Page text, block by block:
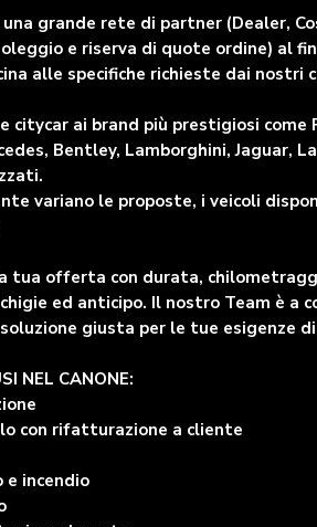
una grande rete di partner (Dealer,
e riserva di quote ordine) al
alle specifiche richieste dai nostri
citycar ai brand più prestigiosi come
Bentley, Lamborghini, Jaguar,
variano le proposte, i veicoli
tua offerta con durata,
ed anticipo. Il nostro Team è a
giusta per le tue esigenze
NEL CANONE:
con rifatturazione a cliente
e incendio